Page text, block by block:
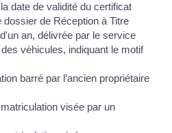
date de validité du certificat
dossier de Réception à Titre
an, délivrée par le service
véhicules, indiquant le motif
barré par l’ancien propriétaire
visée par un